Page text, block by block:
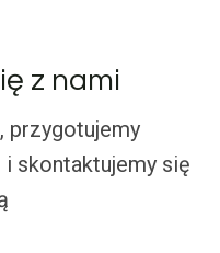
z nami
przygotujemy
skontaktujemy się